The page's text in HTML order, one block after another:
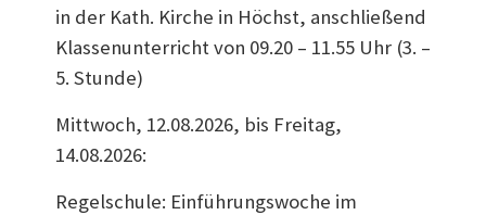
in der Kath. Kirche in Höchst, anschließend
Klassenunterricht von 09.20 – 11.55 Uhr (3. –
5. Stunde)
Mittwoch, 12.08.2026, bis Freitag,
14.08.2026:
Regelschule: Einführungswoche im